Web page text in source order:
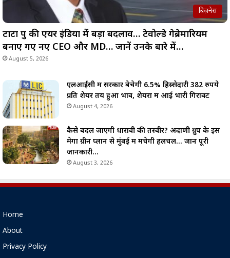
बिज़नेस
टाटा ग्रुप की एयर इंडिया में बड़ा बदलाव… टेवोल्डे गेब्रेमारियम
बनाए गए नए CEO और MD… जानें उनके बारे में…
August 5, 2026
एलआईसी में सरकार बेचेगी 6.5% हिस्सेदारी 382 रुपये
प्रति शेयर तय हुआ भाव, शेयरों में आई भारी गिरावट
August 4, 2026
कैसे बदल जाएगी धारावी की तस्वीर? अदाणी ग्रुप के इस
मेगा ग्रीन प्लान से मुंबई में मचेगी हलचल… जानें पूरी
जानकारी…
August 3, 2026
Home
About
Privacy Policy